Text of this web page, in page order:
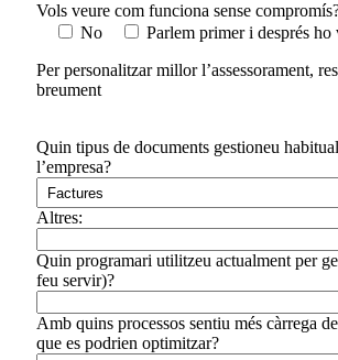
Vols veure com funciona sense
No
Parlem primer i després ho
Per personalitzar millor l’assessorament,
breument
Quin tipus de documents gestioneu
l’empresa?
Altres:
Quin programari utilitzeu actualment per
feu servir)?
Amb quins processos sentiu més càrrega
que es podrien optimitzar?